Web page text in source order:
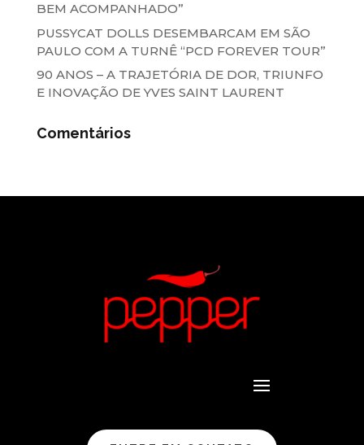
BEM ACOMPANHADO”
PUSSYCAT DOLLS DESEMBARCAM EM SÃO
PAULO COM A TURNÊ “PCD FOREVER TOUR”
90 ANOS – A TRAJETÓRIA DE DOR, TRIUNFO
E INOVAÇÃO DE YVES SAINT LAURENT
Comentários